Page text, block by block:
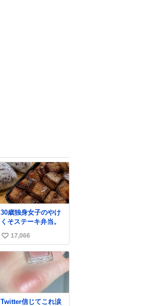
30歳独身女子のやけ
くそステーキ弁当。
い
い
ね
17,066
Twitter信じてこれ涙